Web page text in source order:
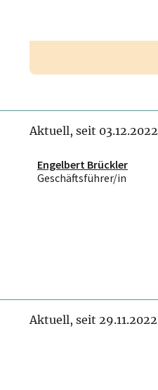
Aktuell, seit 03.12.2022
Engelbert Brückler
Geschäftsführer/in
Aktuell, seit 29.11.2022